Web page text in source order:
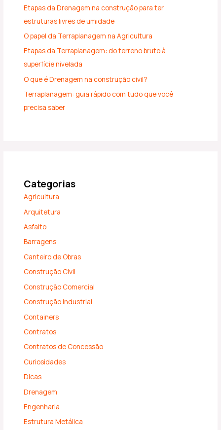
Etapas da Drenagem na construção para ter
estruturas livres de umidade
O papel da Terraplanagem na Agricultura
Etapas da Terraplanagem: do terreno bruto à
superfície nivelada
O que é Drenagem na construção civil?
Terraplanagem: guia rápido com tudo que você
precisa saber
Categorias
Agricultura
Arquitetura
Asfalto
Barragens
Canteiro de Obras
Construção Civil
Construção Comercial
Construção Industrial
Containers
Contratos
Contratos de Concessão
Curiosidades
Dicas
Drenagem
Engenharia
Estrutura Metálica